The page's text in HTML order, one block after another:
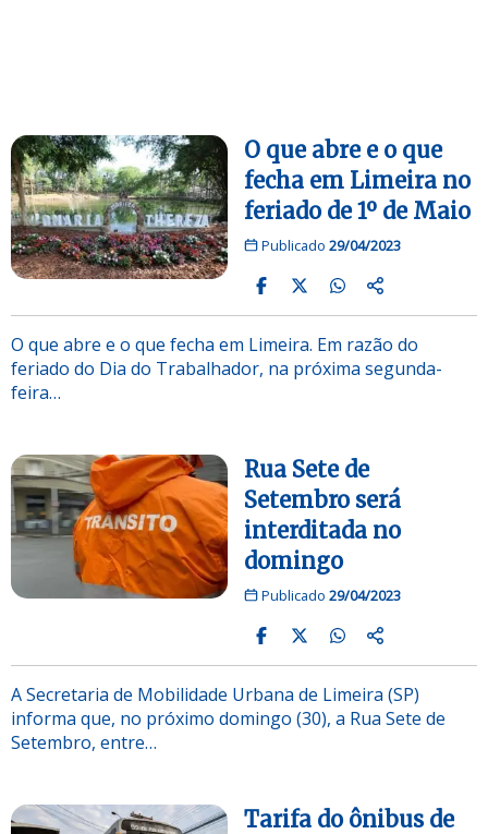
O que abre e o que
fecha em Limeira no
feriado de 1º de Maio
Publicado 29/04/2023
O que abre e o que fecha em Limeira. Em razão do
feriado do Dia do Trabalhador, na próxima segunda-
feira…
Rua Sete de
Setembro será
interditada no
domingo
Publicado 29/04/2023
A Secretaria de Mobilidade Urbana de Limeira (SP)
informa que, no próximo domingo (30), a Rua Sete de
Setembro, entre…
Tarifa do ônibus de